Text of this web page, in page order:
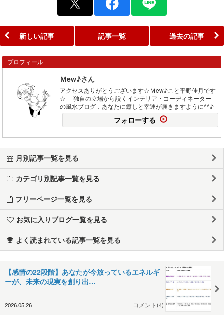
新しい記事 記事一覧 過去の記事
プロフィール
Ｍew♪さん
アクセスありがとうございます☆Ｍew♪こと平野佳月です
☆ 独自の立場から説くインテリア・コーディネーター
の風水ブログ．あなたに癒しと幸運が届きますように^^♪
フォローする
月別記事一覧を見る
カテゴリ別記事一覧を見る
フリーページ一覧を見る
お気に入りブログ一覧を見る
よく読まれている記事一覧を見る
【感情の22段階】あなたが今放っているエネルギ
ーが、未来の現実を創り出…
2026.05.26 コメント(4)